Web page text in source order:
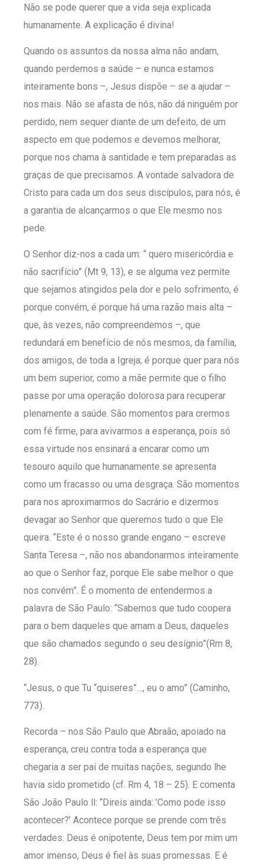
Não se pode querer que a vida seja explicada
humanamente. A explicação é divina!
Quando os assuntos da nossa alma não andam,
quando perdemos a saúde – e nunca estamos
inteiramente bons –, Jesus dispõe – se a ajudar –
nos mais. Não se afasta de nós, não dá ninguém por
perdido, nem sequer diante de um defeito, de um
aspecto em que podemos e devemos melhorar,
porque nos chama à santidade e tem preparadas as
graças de que precisamos. A vontade salvadora de
Cristo para cada um dos seus discípulos, para nós, é
a garantia de alcançarmos o que Ele mesmo nos
pede.
O Senhor diz-nos a cada um: “ quero misericórdia e
não sacrifício” (Mt 9, 13), e se alguma vez permite
que sejamos atingidos pela dor e pelo sofrimento, é
porque convém, é porque há uma razão mais alta –
que, às vezes, não compreendemos –, que
redundará em benefício de nós mesmos, da família,
dos amigos, de toda a Igreja; é porque quer para nós
um bem superior, como a mãe permite que o filho
passe por uma operação dolorosa para recuperar
plenamente a saúde. São momentos para crermos
com fé firme, para avivarmos a esperança, pois só
essa virtude nos ensinará a encarar como um
tesouro aquilo que humanamente se apresenta
como um fracasso ou uma desgraça. São momentos
para nos aproximarmos do Sacrário e dizermos
devagar ao Senhor que queremos tudo o que Ele
queira. “Este é o nosso grande engano – escreve
Santa Teresa –, não nos abandonarmos inteiramente
ao que o Senhor faz, porque Ele sabe melhor o que
nos convém”. É o momento de entendermos a
palavra de São Paulo: “Sabemos que tudo coopera
para o bem daqueles que amam a Deus, daqueles
que são chamados segundo o seu desígnio”(Rm 8,
28).
“Jesus, o que Tu “quiseres”…, eu o amo” (Caminho,
773).
Recorda – nos São Paulo que Abraão, apoiado na
esperança, creu contra toda a esperança que
chegaria a ser pai de muitas nações, segundo lhe
havia sido prometido (cf. Rm 4, 18 – 25). E comenta
São João Paulo ll: “Direis ainda: ’Como pode isso
acontecer?’ Acontece porque se prende com três
verdades: Deus é onipotente, Deus tem por mim um
amor imenso, Deus é fiel às suas promessas. E é